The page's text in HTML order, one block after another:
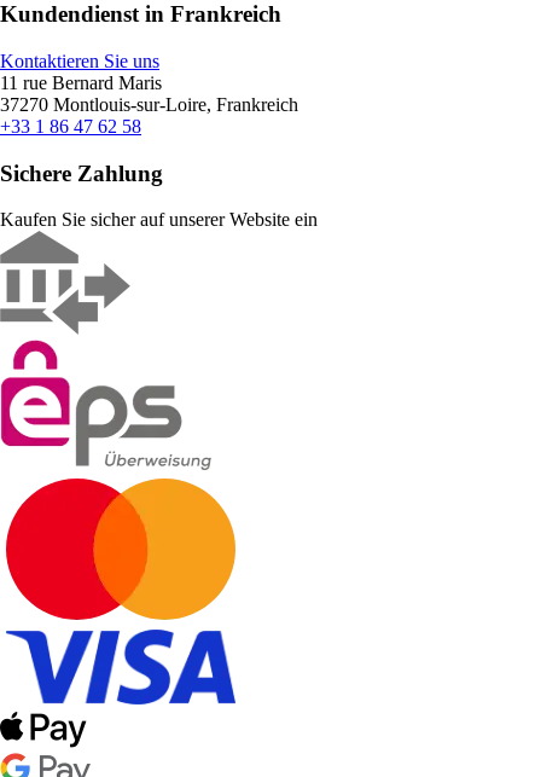
Kundendienst in Frankreich
Kontaktieren Sie uns
11 rue Bernard Maris
37270 Montlouis-sur-Loire, Frankreich
+33 1 86 47 62 58
Sichere Zahlung
Kaufen Sie sicher auf unserer Website ein